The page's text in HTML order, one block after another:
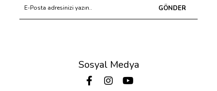
GÖNDER
Sosyal Medya